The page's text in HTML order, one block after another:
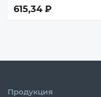
615,34 ₽
Продукция